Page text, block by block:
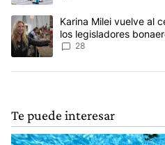
Un artículo de tendencia con el
Karina Milei vuelve al
los legisladores
para 2027
28